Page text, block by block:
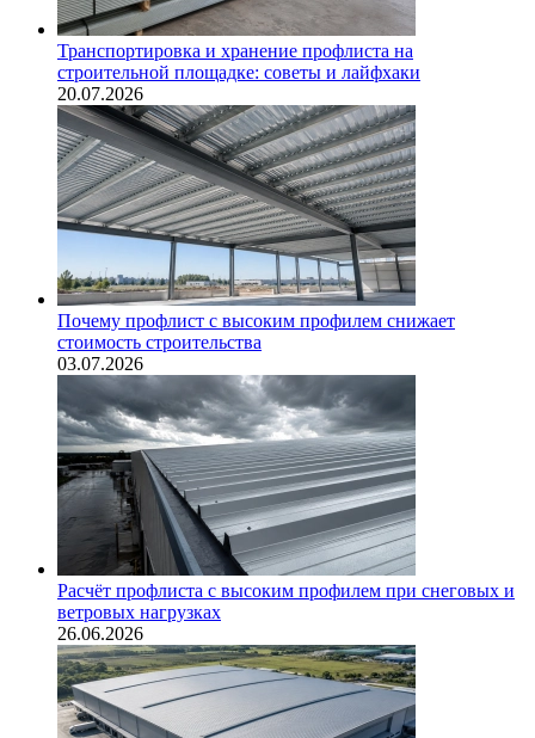
Транспортировка и хранение профлиста на
строительной площадке: советы и лайфхаки
20.07.2026
Почему профлист с высоким профилем снижает
стоимость строительства
03.07.2026
Расчёт профлиста с высоким профилем при снеговых и
ветровых нагрузках
26.06.2026